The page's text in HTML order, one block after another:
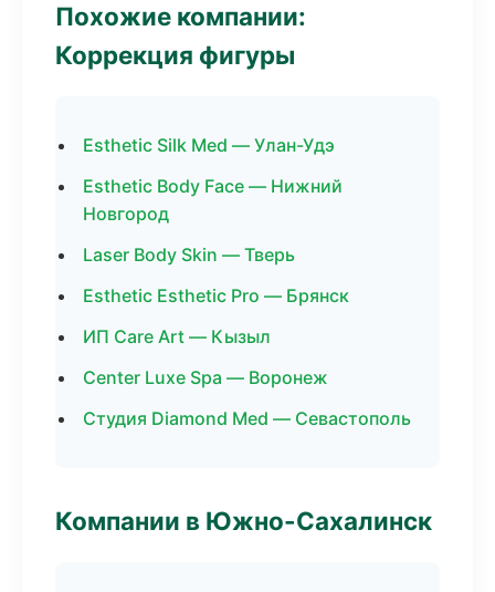
Похожие компании:
Коррекция фигуры
Esthetic Silk Med — Улан-Удэ
Esthetic Body Face — Нижний
Новгород
Laser Body Skin — Тверь
Esthetic Esthetic Pro — Брянск
ИП Care Art — Кызыл
Center Luxe Spa — Воронеж
Студия Diamond Med — Севастополь
Компании в Южно-Сахалинск